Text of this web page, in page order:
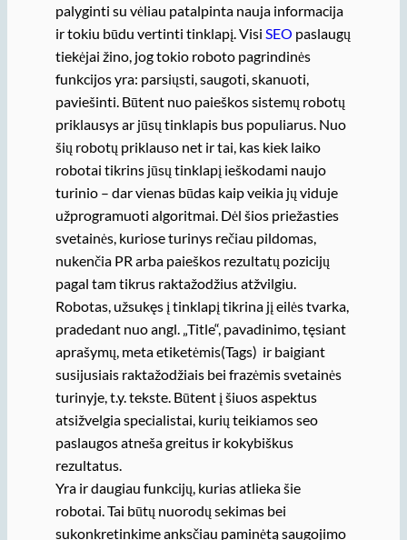
palyginti su vėliau patalpinta nauja informacija
ir tokiu būdu vertinti tinklapį. Visi SEO paslaugų
tiekėjai žino, jog tokio roboto pagrindinės
funkcijos yra: parsiųsti, saugoti, skanuoti,
paviešinti. Būtent nuo paieškos sistemų robotų
priklausys ar jūsų tinklapis bus populiarus. Nuo
šių robotų priklauso net ir tai, kas kiek laiko
robotai tikrins jūsų tinklapį ieškodami naujo
turinio – dar vienas būdas kaip veikia jų viduje
užprogramuoti algoritmai. Dėl šios priežasties
svetainės, kuriose turinys rečiau pildomas,
nukenčia PR arba paieškos rezultatų pozicijų
pagal tam tikrus raktažodžius atžvilgiu.
Robotas, užsukęs į tinklapį tikrina jį eilės tvarka,
pradedant nuo angl. „Title“, pavadinimo, tęsiant
aprašymų, meta etiketėmis(Tags) ir baigiant
susijusiais raktažodžiais bei frazėmis svetainės
turinyje, t.y. tekste. Būtent į šiuos aspektus
atsižvelgia specialistai, kurių teikiamos seo
paslaugos atneša greitus ir kokybiškus
rezultatus.
Yra ir daugiau funkcijų, kurias atlieka šie
robotai. Tai būtų nuorodų sekimas bei
sukonkretinkime anksčiau paminėtą saugojimo